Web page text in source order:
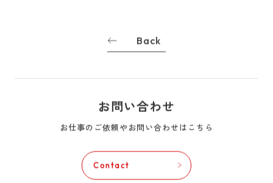
Back
お問い合わせ
お仕事のご依頼やお問い合わせはこちら
Contact